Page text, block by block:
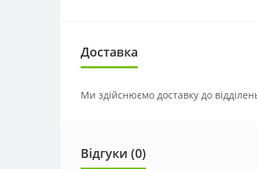
Доставка
Ми здійснюємо доставку до
Відгуки (0)